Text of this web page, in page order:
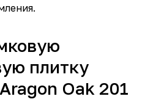
плитку
Oak 201